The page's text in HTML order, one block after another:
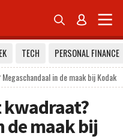
 
TECH
PERSONAL FINANCE
in de maak bij Kodak
kwadraat?
de maak bij